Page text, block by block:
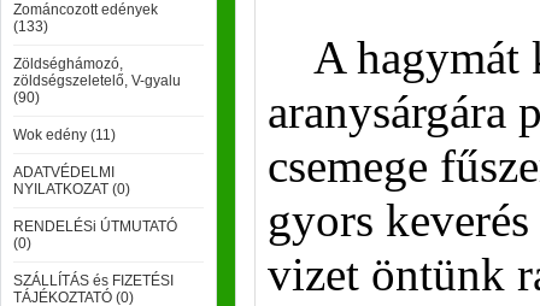
Zománcozott edények
(133)
Zöldséghámozó,
zöldségszeletelő, V-gyalu
(90)
Wok edény (11)
ADATVÉDELMI
NYILATKOZAT (0)
RENDELÉSi ÚTMUTATÓ
(0)
SZÁLLÍTÁS és FIZETÉSI
TÁJÉKOZTATÓ (0)
A hagymát
aranysárgára
csemege
gyors
vizet öntünk